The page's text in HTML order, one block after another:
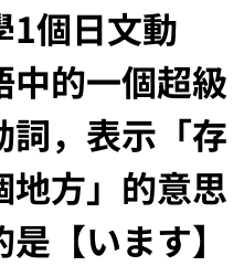
1個日文動
中的一個超級
詞，表示「存
地方」的意思
是【います】